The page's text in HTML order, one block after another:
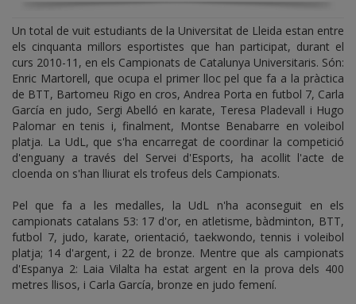
Un total de vuit estudiants de la Universitat de Lleida estan entre
els cinquanta millors esportistes que han participat, durant el
curs 2010-11, en els Campionats de Catalunya Universitaris. Són:
Enric Martorell, que ocupa el primer lloc pel que fa a la pràctica
de BTT, Bartomeu Rigo en cros, Andrea Porta en futbol 7, Carla
García en judo, Sergi Abelló en karate, Teresa Pladevall i Hugo
Palomar en tenis i, finalment, Montse Benabarre en voleibol
platja. La UdL, que s'ha encarregat de coordinar la competició
d'enguany a través del Servei d'Esports, ha acollit l'acte de
cloenda on s'han lliurat els trofeus dels Campionats.
Pel que fa a les medalles, la UdL n'ha aconseguit en els
campionats catalans 53: 17 d'or, en atletisme, bàdminton, BTT,
futbol 7, judo, karate, orientació, taekwondo, tennis i voleibol
platja; 14 d'argent, i 22 de bronze. Mentre que als campionats
d'Espanya 2: Laia Vilalta ha estat argent en la prova dels 400
metres llisos, i Carla García, bronze en judo femení.